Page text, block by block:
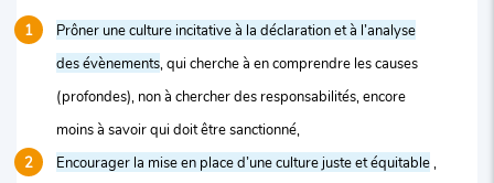
Prôner une culture incitative à la déclaration et à l’analyse
des évènements, qui cherche à en comprendre les causes
(profondes), non à chercher des responsabilités, encore
moins à savoir qui doit être sanctionné,
Encourager la mise en place d’une culture juste et équitable,